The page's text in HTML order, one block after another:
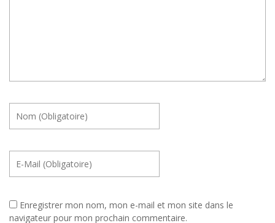
Enregistrer mon nom, mon e-mail et mon site dans le
navigateur pour mon prochain commentaire.